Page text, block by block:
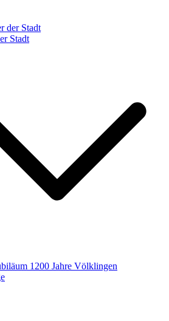
der Stadt
Stadt
1200 Jahre Völklingen